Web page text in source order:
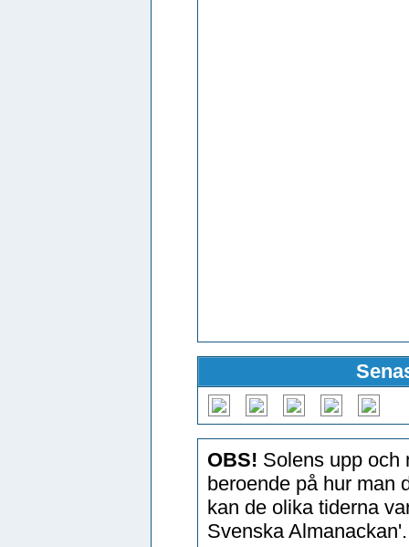
OBS! Solens upp och
beroende på hur man
kan de olika tiderna
Svenska